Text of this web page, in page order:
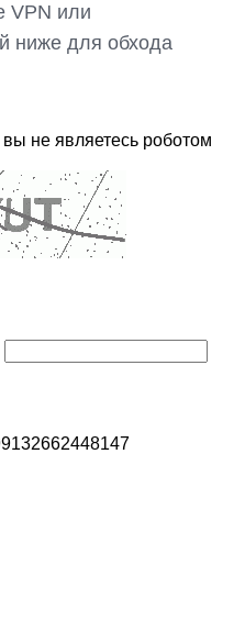
VPN или
ниже для обхода
не являетесь роботом